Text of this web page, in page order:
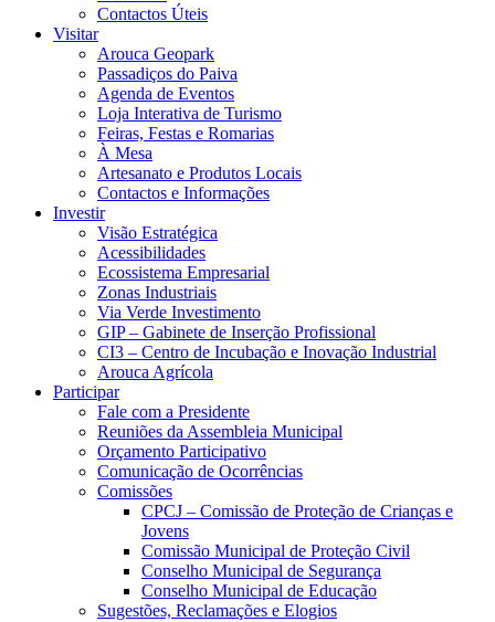
Contactos Úteis
Visitar
Arouca Geopark
Passadiços do Paiva
Agenda de Eventos
Loja Interativa de Turismo
Feiras, Festas e Romarias
À Mesa
Artesanato e Produtos Locais
Contactos e Informações
Investir
Visão Estratégica
Acessibilidades
Ecossistema Empresarial
Zonas Industriais
Via Verde Investimento
GIP – Gabinete de Inserção Profissional
CI3 – Centro de Incubação e Inovação Industrial
Arouca Agrícola
Participar
Fale com a Presidente
Reuniões da Assembleia Municipal
Orçamento Participativo
Comunicação de Ocorrências
Comissões
CPCJ – Comissão de Proteção de Crianças e
Jovens
Comissão Municipal de Proteção Civil
Conselho Municipal de Segurança
Conselho Municipal de Educação
Sugestões, Reclamações e Elogios